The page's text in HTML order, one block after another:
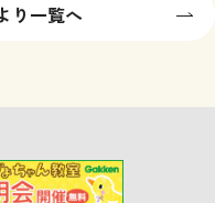
り一覧へ